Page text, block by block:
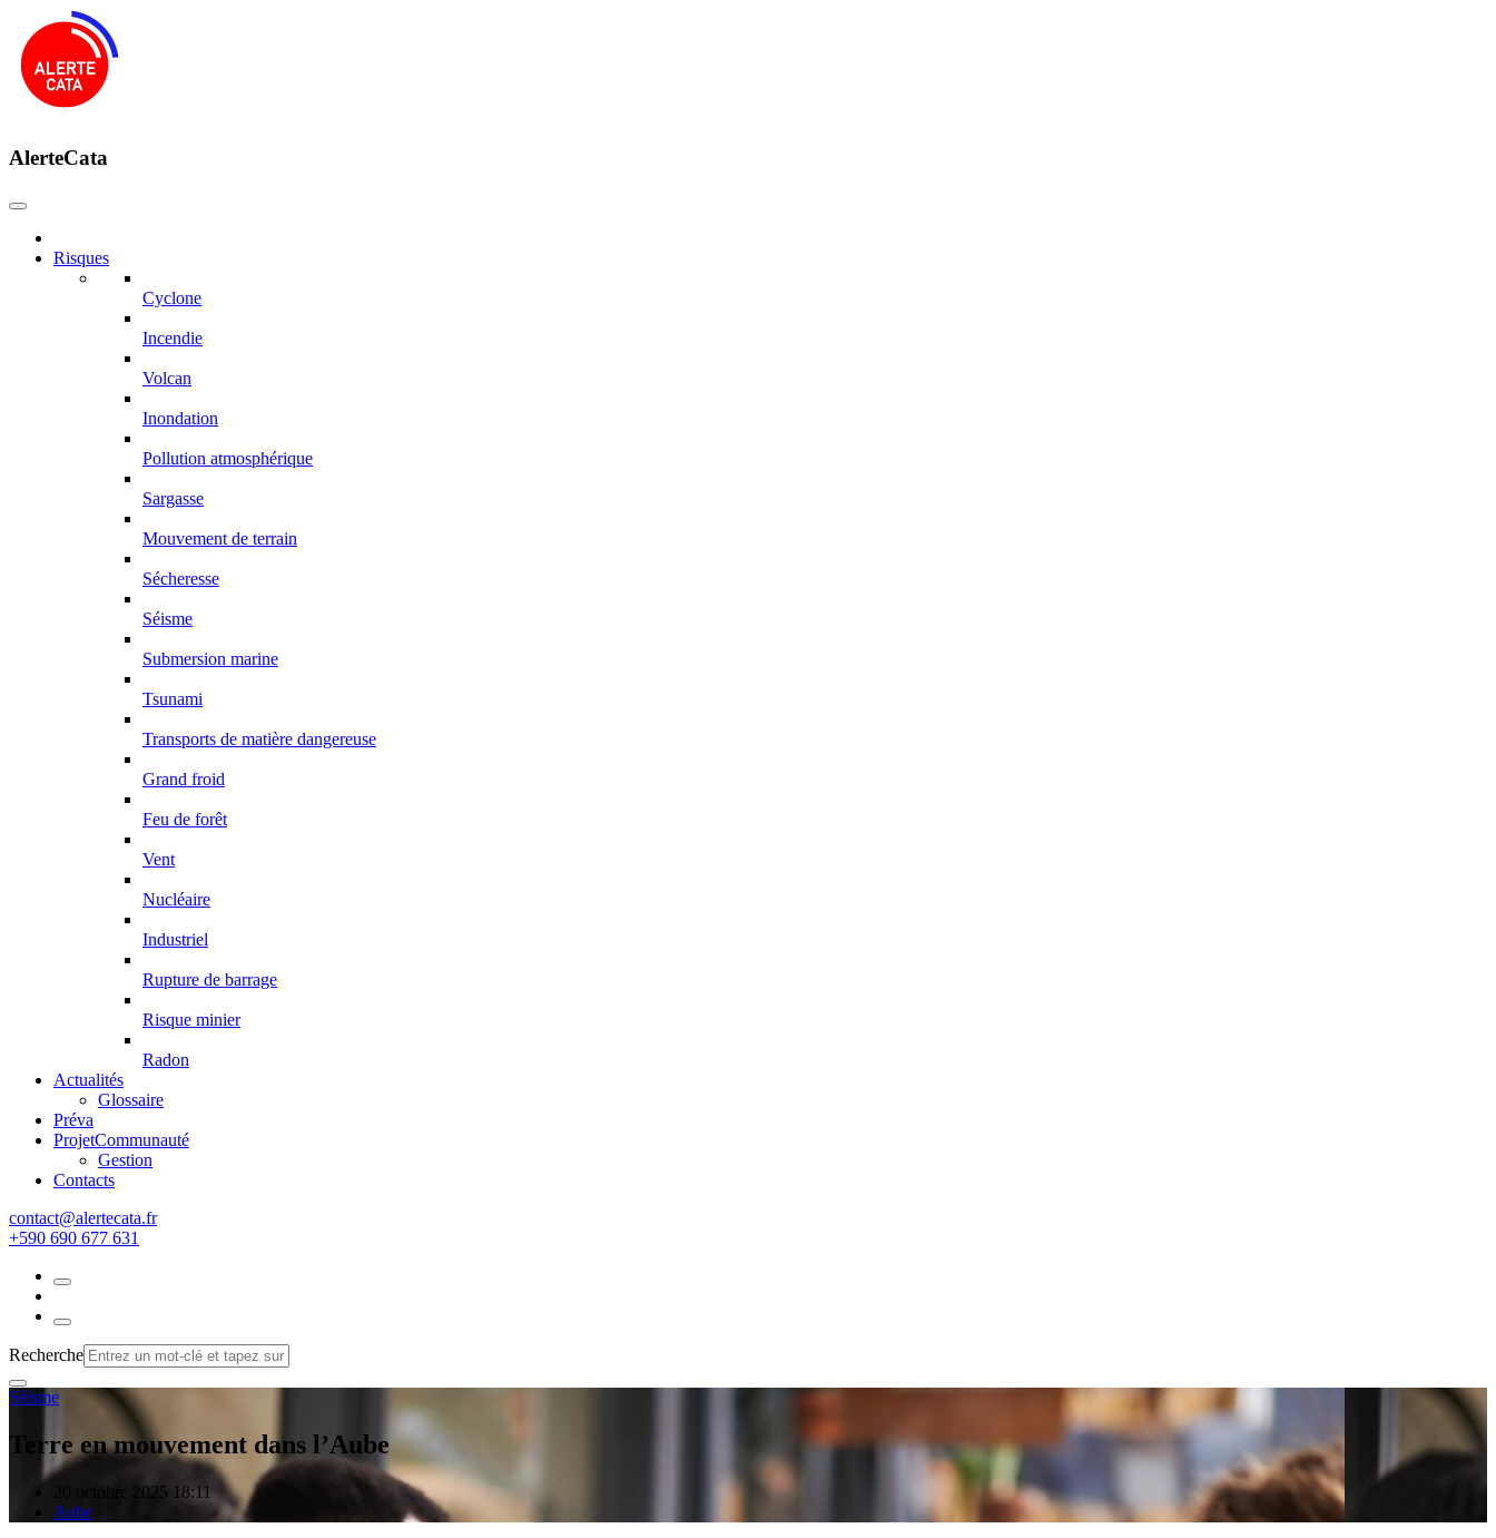
AlerteCata
Risques
Cyclone
Incendie
Volcan
Inondation
Pollution atmosphérique
Sargasse
Mouvement de terrain
Sécheresse
Séisme
Submersion marine
Tsunami
Transports de matière dangereuse
Grand froid
Feu de forêt
Vent
Nucléaire
Industriel
Rupture de barrage
Risque minier
Radon
Actualités
Glossaire
Préva
ProjetCommunauté
Gestion
Contacts
rf.atacetrela@tcatnoc
+590 690 677 631
Recherche
Séisme
Terre en mouvement dans l’Aube
20 octobre 2025 18:11
Aube